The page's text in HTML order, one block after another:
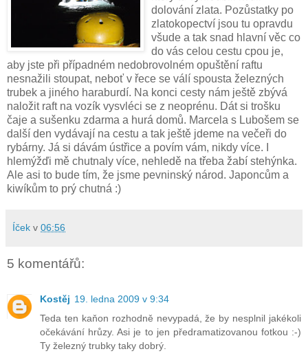
dolování zlata. Pozůstatky po
zlatokopectví jsou tu opravdu
všude a tak snad hlavní věc co
do vás celou cestu cpou je,
aby jste při případném nedobrovolném opuštění raftu
nesnažili stoupat, neboť v řece se válí spousta železných
trubek a jiného haraburdí. Na konci cesty nám ještě zbývá
naložit raft na vozík vysvléci se z neoprénu. Dát si trošku
čaje a sušenku zdarma a hurá domů. Marcela s Lubošem se
další den vydávají na cestu a tak ještě jdeme na večeři do
rybárny. Já si dávám ústřice a povím vám, nikdy více. I
hlemýžďi mě chutnaly více, nehledě na třeba žabí stehýnka.
Ale asi to bude tím, že jsme pevninský národ. Japoncům a
kiwíkům to prý chutná :)
Íček v 06:56
5 komentářů:
Kostěj 19. ledna 2009 v 9:34
Teda ten kaňon rozhodně nevypadá, že by nesplnil jakékoli
očekávání hrůzy. Asi je to jen předramatizovanou fotkou :-)
Ty železný trubky taky dobrý.